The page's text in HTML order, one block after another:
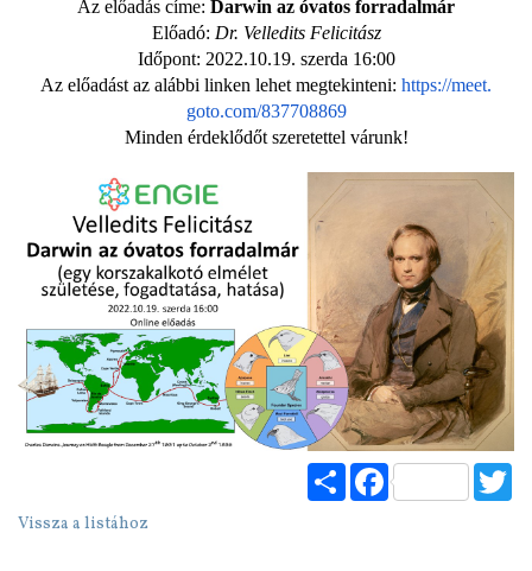
Az előadás címe: Darwin az óvatos forradalmár
Előadó: Dr. Velledits Felicitász
Időpont: 2022.10.19. szerda 16:00
Az előadást az alábbi linken lehet megtekinteni: https://meet.
goto.com/837708869
Minden érdeklődőt szeretettel várunk!
Share Facebook
Vissza a listához